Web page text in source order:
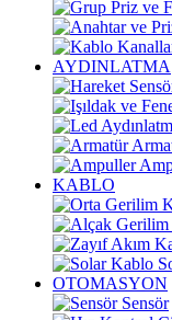
AYDINLATMA
KABLO
OTOMASYON
Sensör